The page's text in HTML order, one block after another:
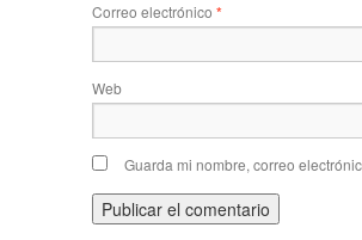
Correo electrónico *
Web
Guarda mi nombre, correo